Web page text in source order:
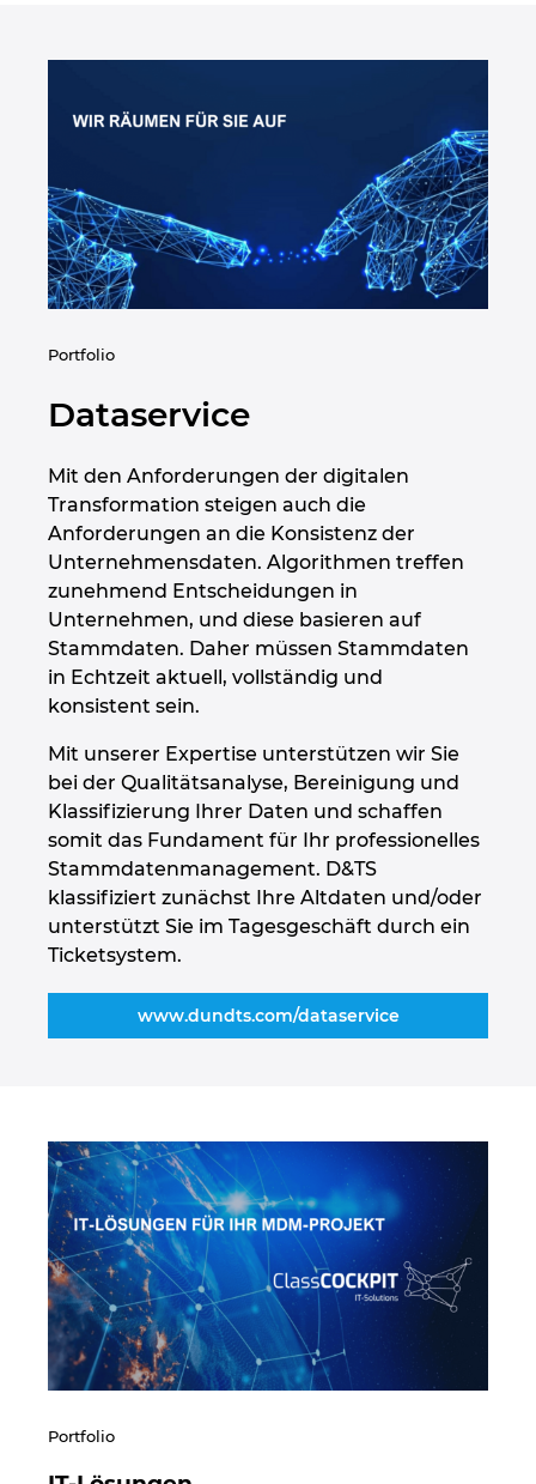
Portfolio
Dataservice
Mit den Anforderungen der digitalen
Transformation steigen auch die
Anforderungen an die Konsistenz der
Unternehmensdaten. Algorithmen treffen
zunehmend Entscheidungen in
Unternehmen, und diese basieren auf
Stammdaten. Daher müssen Stammdaten
in Echtzeit aktuell, vollständig und
konsistent sein.
Mit unserer Expertise unterstützen wir Sie
bei der Qualitätsanalyse, Bereinigung und
Klassifizierung Ihrer Daten und schaffen
somit das Fundament für Ihr professionelles
Stammdatenmanagement. D&TS
klassifiziert zunächst Ihre Altdaten und/oder
unterstützt Sie im Tagesgeschäft durch ein
Ticketsystem.
www.dundts.com/dataservice
Portfolio
Slowakei
Slowenien
Spanien
Südafrika
Südkorea
Tschechische Republik
Türkei
Ukraine
Ungarn
USA